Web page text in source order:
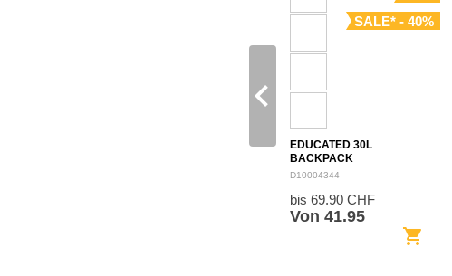
SALE* - 40%
EDUCATED 30L
BACKPACK
D10004344
bis 69.90 CHF
Von 41.95
shopping_cart
navigate_before